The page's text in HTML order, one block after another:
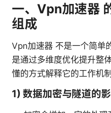
一、Vpn加速器
组成
Vpn加速器 不是一个简单
是通过多维度优化提升整
懂的方式解释它的工作机制
1) 数据加密与隧道的